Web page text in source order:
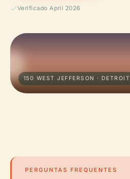
Verificado April 2026
150 WEST JEFFERSON · DETROIT
PERGUNTAS FREQUENTES